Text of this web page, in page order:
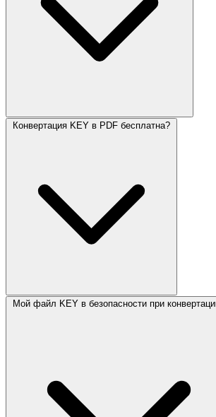
Конвертация KEY в PDF бесплатна?
Мой файл KEY в безопасности при